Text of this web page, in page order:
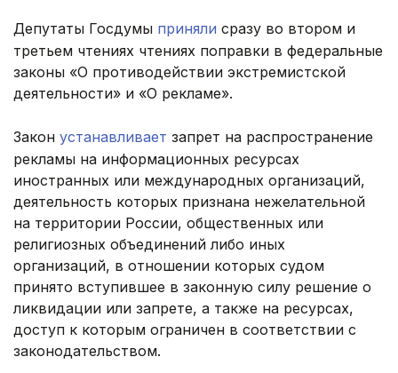
Депутаты Госдумы приняли сразу во втором и
третьем чтениях чтениях поправки в федеральные
законы «О противодействии экстремистской
деятельности» и «О рекламе».
Закон устанавливает запрет на распространение
рекламы на информационных ресурсах
иностранных или международных организаций,
деятельность которых признана нежелательной
на территории России, общественных или
религиозных объединений либо иных
организаций, в отношении которых судом
принято вступившее в законную силу решение о
ликвидации или запрете, а также на ресурсах,
доступ к которым ограничен в соответствии с
законодательством.